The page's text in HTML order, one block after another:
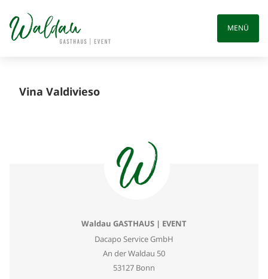
content
MENÜ
Vina Valdivieso
Waldau GASTHAUS | EVENT
Dacapo Service GmbH
An der Waldau 50
53127 Bonn